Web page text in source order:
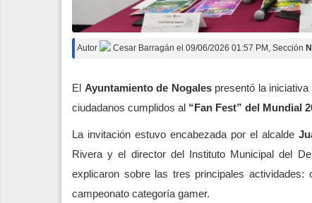
Autor Cesar Barragán el 09/06/2026 01:57 PM , Sección
El Ayuntamiento de Nogalespresentó la iniciativa
ciudadanos cumplidos al “Fan Fest” del Mundial
La invitación estuvo encabezada por el alcalde
Rivera y el director del Instituto Municipal del
explicaron sobre las tres principales
campeonato categoría gamer.